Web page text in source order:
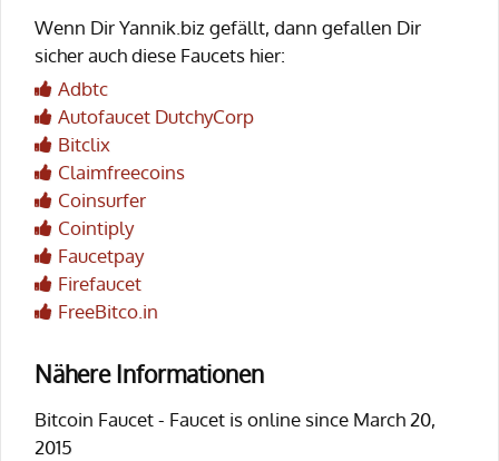
Wenn Dir Yannik.biz gefällt, dann gefallen Dir
sicher auch diese Faucets hier:
Adbtc
Autofaucet DutchyCorp
Bitclix
Claimfreecoins
Coinsurfer
Cointiply
Faucetpay
Firefaucet
FreeBitco.in
Nähere Informationen
Bitcoin Faucet - Faucet is online since March 20,
2015